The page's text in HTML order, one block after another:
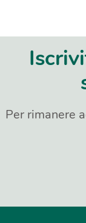
Per rimanere